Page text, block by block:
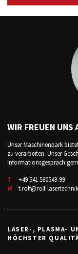
WIR FREUEN UNS
Unser Maschinenpark
zu verarbeiten. Unser
Informationsgespräch
T
+49 541 580549-99
M
t.rolf@rolf-
LASER-, PLASMA-
HÖCHSTER